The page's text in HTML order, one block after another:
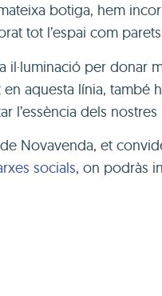
botiga, hem
tot l’espai com
il·luminació per donar
en aquesta línia,
l’essència dels
Novavenda, et
socials, on podràs